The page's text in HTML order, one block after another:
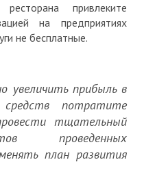
привлеките
на предприятиях
не бесплатные.
увеличить прибыль в
потратите
тщательный
проведенных
план развития